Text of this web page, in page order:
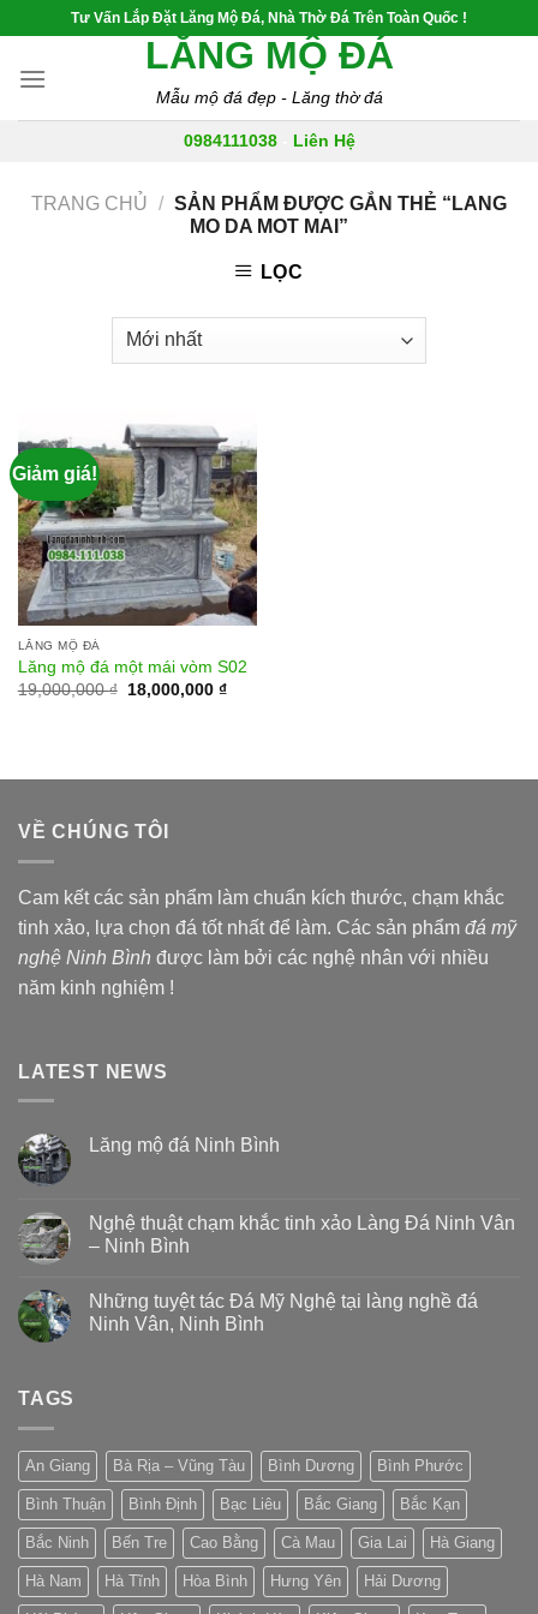
content
Tư Vấn Lắp Đặt Lăng Mộ Đá, Nhà Thờ Đá Trên Toàn Quốc !
LĂNG MỘ ĐÁ
Mẫu mộ đá đẹp - Lăng thờ đá
0984111038- Liên Hệ
TRANG CHỦ / SẢN PHẨM ĐƯỢC GẮN THẺ “LANG
MO DA MOT MAI”
LỌC
Giảm giá!
LĂNG MỘ ĐÁ
Lăng mộ đá một mái vòm S02
19,000,000₫ 18,000,000 ₫
VỀ CHÚNG TÔI
Cam kết các sản phẩm làm chuẩn kích thước, chạm khắc
tinh xảo, lựa chọn đá tốt nhất để làm. Các sản phẩm đá mỹ
nghệ Ninh Bình được làm bởi các nghệ nhân với nhiều
năm kinh nghiệm !
LATEST NEWS
Lăng mộ đá Ninh Bình
Nghệ thuật chạm khắc tinh xảo Làng Đá Ninh Vân
– Ninh Bình
Những tuyệt tác Đá Mỹ Nghệ tại làng nghề đá
Ninh Vân, Ninh Bình
TAGS
An Giang Bà Rịa – Vũng Tàu Bình Dương Bình Phước
Bình Thuận Bình Định Bạc Liêu Bắc Giang Bắc Kạn
Bắc Ninh Bến Tre Cao Bằng Cà Mau Gia Lai Hà Giang
Hà Nam Hà Tĩnh Hòa Bình Hưng Yên Hải Dương